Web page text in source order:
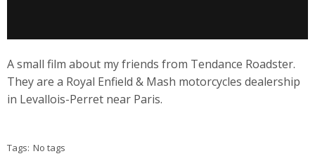
A small film about my friends from Tendance Roadster.
They are a Royal Enfield & Mash motorcycles dealership
in Levallois-Perret near Paris.
Tags: No tags